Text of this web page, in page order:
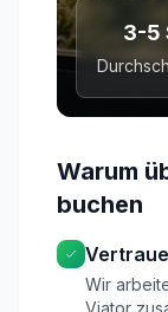
3-5
Warum
buchen
Wir
Viator